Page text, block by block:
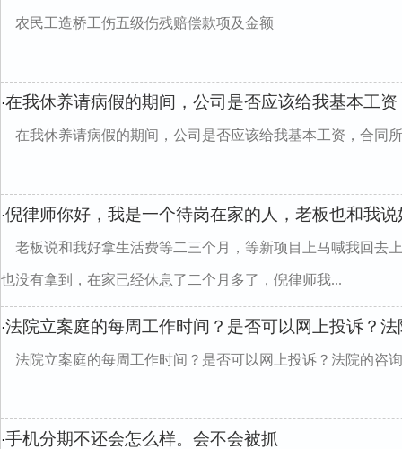
农民工造桥工伤五级伤残赔偿款项及金额
·在我休养请病假的期间，公司是否应该给我基本工
在我休养请病假的期间，公司是否应该给我基本工资，合同
·倪律师你好，我是一个待岗在家的人，老板也和我说
老板说和我好拿生活费等二三个月，等新项目上马喊我回去
也没有拿到，在家已经休息了二个月多了，倪律师我...
·法院立案庭的每周工作时间？是否可以网上投诉？
法院立案庭的每周工作时间？是否可以网上投诉？法院的咨
·手机分期不还会怎么样。会不会被抓